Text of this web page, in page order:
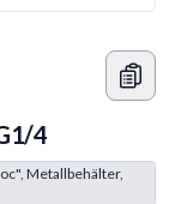
4
Metallbehälter,